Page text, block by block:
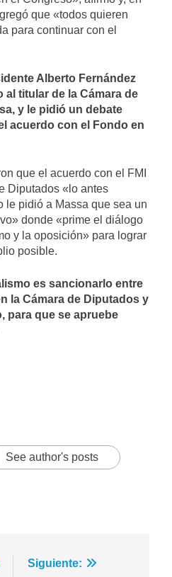
que «todos quieren
para continuar con el
Alberto Fernández
titular de la Cámara de
y le pidió un debate
acuerdo con el Fondo en
que el acuerdo con el FMI
Diputados «lo antes
le pidió a Massa que sea un
donde «prime el diálogo
y la oposición» para lograr
posible.
es sancionarlo entre
la Cámara de Diputados y
para que se apruebe
See author's posts
Siguiente: